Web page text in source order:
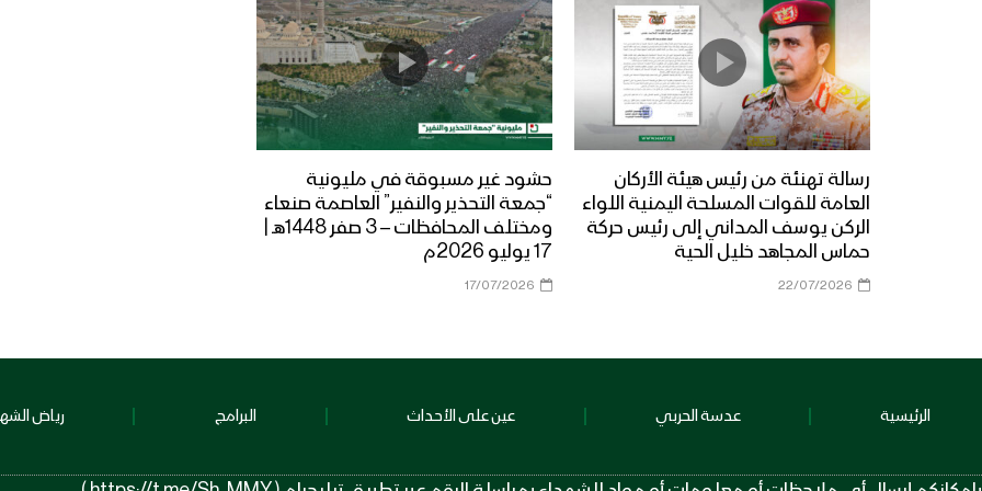
رسالة تهنئة من رئيس هيئة الأركان
العامة للقوات المسلحة اليمنية اللواء
الركن يوسف المداني إلى رئيس حركة
حماس المجاهد خليل الحية
22/07/2026
حشود غير مسبوقة في مليونية
“جمعة التحذير والنفير” العاصمة صنعاء
ومختلف المحافظات – 3 صفر 1448هـ |
17 يوليو 2026م
17/07/2026
الرئيسية عدسة الحربي عين على الأحداث البرامج رياض